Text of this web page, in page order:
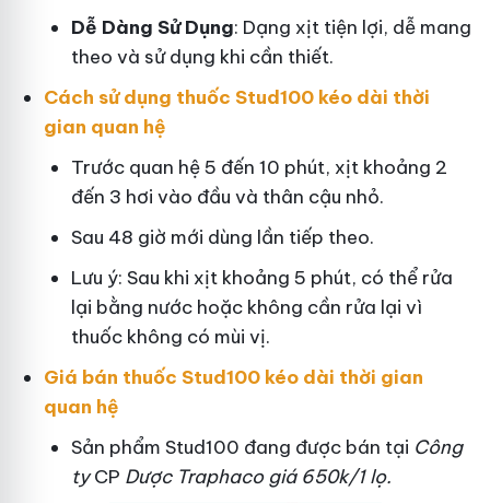
Dễ Dàng Sử Dụng: Dạng xịt tiện lợi, dễ mang
theo và sử dụng khi cần thiết.
Cách sử dụng thuốc Stud100 kéo dài thời
gian quan hệ
Trước quan hệ 5 đến 10 phút, xịt khoảng 2
đến 3 hơi vào đầu và thân cậu nhỏ.
Sau 48 giờ mới dùng lần tiếp theo.
Lưu ý: Sau khi xịt khoảng 5 phút, có thể rửa
lại bằng nước hoặc không cần rửa lại vì
thuốc không có mùi vị.
Giá bán thuốc Stud100 kéo dài thời gian
quan hệ
Sản phẩm Stud100 đang được bán tại Công
tyCP Dược Traphacogiá 650k/1 lọ.